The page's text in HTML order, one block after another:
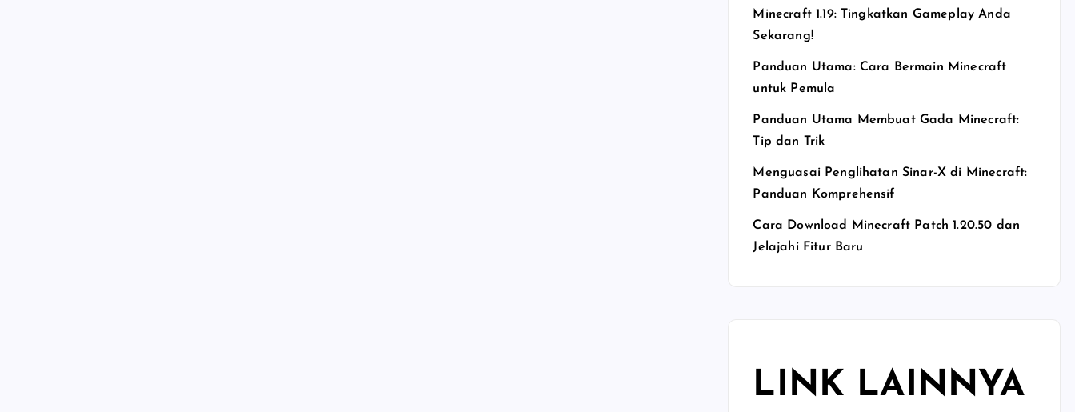
Minecraft 1.19: Tingkatkan Gameplay Anda
Sekarang!
Panduan Utama: Cara Bermain Minecraft
untuk Pemula
Panduan Utama Membuat Gada Minecraft:
Tip dan Trik
Menguasai Penglihatan Sinar-X di Minecraft:
Panduan Komprehensif
Cara Download Minecraft Patch 1.20.50 dan
Jelajahi Fitur Baru
LINK LAINNYA